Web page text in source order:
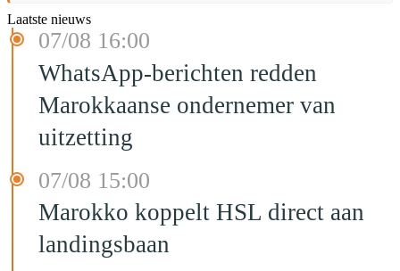
Laatste nieuws
07/08 16:00
WhatsApp-berichten redden
Marokkaanse ondernemer van
uitzetting
07/08 15:00
Marokko koppelt HSL direct aan
landingsbaan